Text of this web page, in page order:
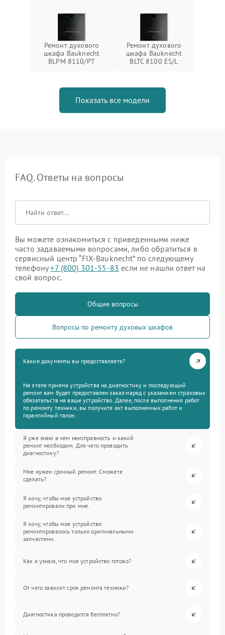
Ремонт духового
шкафа Bauknecht
BLPM 8110/PT
Ремонт духового
шкафа Bauknecht
BLTC 8100 ES/L
Показать все модели
FAQ. Ответы на вопросы
Вы можете ознакомиться с приведенными ниже
часто задаваемыми вопросами, либо обратиться в
сервисный центр “FIX-Bauknecht” по следующему
телефону+7 (800) 301-55-83 если не нашли ответ на
свой вопрос.
Общие вопросы
Вопросы по ремонту духовых шкафов
Какие документы вы предоставляете?
На этапе приема устройства на диагностику и последующий
ремонт вам будет предоставлен заказ-наряд с указанием страховых
обязательств на ваше устройство. Далее, после выполнения работ
по ремонту техники, вы получите акт выполненных работ и
гарантийный талон.
Я уже знаю в чем неисправность и какой
ремонт необходим. Для чего проводить
диагностику?
Мне нужен срочный ремонт. Сможете
сделать?
Я хочу, чтобы мое устройство
ремонтировали при мне.
Я хочу, чтобы мое устройство
ремонтировалось только оригинальными
запчастями.
Как я узнаю, что мое устройство готово?
От чего зависит срок ремонта техники?
Диагностика проводится бесплатно?